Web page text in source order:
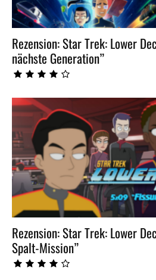
Rezension: Star Trek: Lower
nächste Generation”
Rezension: Star Trek: Lower
Spalt-Mission”